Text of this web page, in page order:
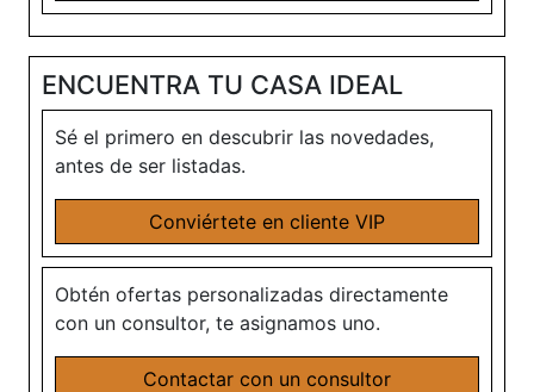
ENCUENTRA TU CASA IDEAL
Sé el primero en descubrir las novedades,
antes de ser listadas.
Conviértete en cliente VIP
Obtén ofertas personalizadas directamente
con un consultor, te asignamos uno.
Contactar con un consultor